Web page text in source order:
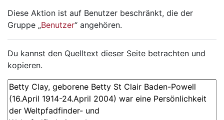
Diese Aktion ist auf Benutzer beschränkt, die der
Gruppe „Benutzer“ angehören.
Du kannst den Quelltext dieser Seite betrachten und
kopieren.